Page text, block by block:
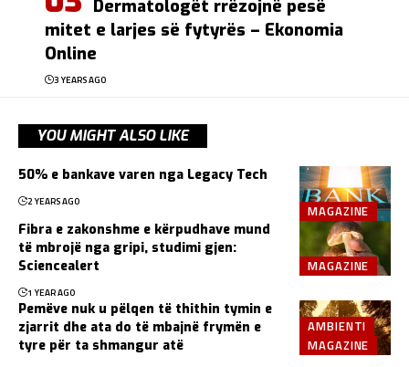
Dermatologët rrëzojnë pesë
mitet e larjes së fytyrës – Ekonomia
Online
3 YEARS AGO
YOU MIGHT ALSO LIKE
MAGAZINE
50% e bankave varen nga Legacy Tech
2 YEARS AGO
MAGAZINE
Fibra e zakonshme e kërpudhave mund
të mbrojë nga gripi, studimi gjen:
Sciencealert
1 YEAR AGO
AMBIENTI
MAGAZINE
Pemëve nuk u pëlqen të thithin tymin e
zjarrit dhe ata do të mbajnë frymën e
tyre për ta shmangur atë